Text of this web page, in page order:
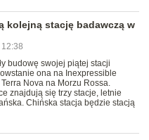
kolejną stację badawczą w
budowę swojej piątej stacji
ona na Inexpressible
Nova na Morzu Rossa.
znajdują się trzy stacje, letnie
Chińska stacja będzie stacją